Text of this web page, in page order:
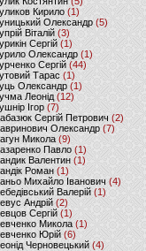
Кирило (1)
Олександр (5)
Віталій (3)
Сергій(1)
Олександр (1)
Сергій (44)
Тарас (1)
Олександр (1)
Леонід (12)
Ігор(7)
Сергій Петрович (2)
Олександр(7)
Микола(9)
Павло (1)
Валентин (1)
Роман (1)
Михайло Іванович(4)
Валерій(1)
Андрій(2)
Сергій (1)
Микола (1)
Юрій (6)
Черновецький (4)